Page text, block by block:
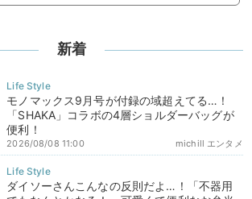
新着
モノマックス9月号が付録の域超えてる…！
「SHAKA」コラボの4層ショルダーバッグが
便利！
michill エンタメ
2026/08/08 11:00
ダイソーさんこんなの反則だよ…！「不器用